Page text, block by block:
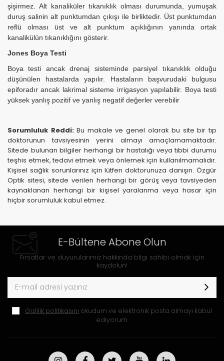
şişirmez. Alt kanaliküler tıkanıklık olması durumunda, yumuşak
duruş salinin alt punktumdan çıkışı ile birliktedir. Üst punktumdan
reflü olması üst ve alt punktum açıklığının yanında ortak
kanalikülün tıkanıklığını gösterir.
Jones Boya Testi
Boya testi ancak drenaj sisteminde parsiyel tıkanıklık olduğu
düşünülen hastalarda yapılır. Hastaların başvurudaki bulgusu
epiforadır ancak lakrimal sisteme irrigasyon yapılabilir. Boya testi
yüksek yanlış pozitif ve yanlış negatif değerler verebilir
Sorumluluk Reddi:Bu makale ve genel olarak bu site bir tıp
doktorunun tavsiyesinin yerini almayı amaçlamamaktadır.
Sitede bulunan bilgiler herhangi bir hastalığı veya tıbbi durumu
teşhis etmek, tedavi etmek veya önlemek için kullanılmamalıdır.
Kişisel sağlık sorunlarınız için lütfen doktorunuza danışın. Özgür
Optik sitesi, sitede verilen herhangi bir görüş veya tavsiyeden
kaynaklanan herhangi bir kişisel yaralanma veya hasar için
hiçbir sorumluluk kabul etmez.
E-Bültene Abone Olun
Fırsatlar ve duyurularımız hakkında bilgi sahibi olmak için
kaydolun!
Gizlilik politikasını okudum ve elektronik posta almayı kabul
ediyorum.